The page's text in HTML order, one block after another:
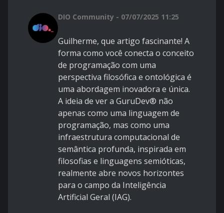
DIO Community - 07/07/2025 11:25
Guilherme, que artigo fascinante! A
forma como você conecta o conceito
de programação com uma
perspectiva filosófica e ontológica é
uma abordagem inovadora e única.
A ideia de ver a GuruDev® não
apenas como uma linguagem de
programação, mas como uma
infraestrutura computacional de
semântica profunda, inspirada em
filosofias e linguagens semióticas,
realmente abre novos horizontes
para o campo da Inteligência
Artificial Geral (IAG).